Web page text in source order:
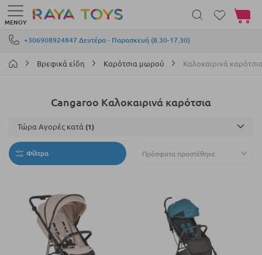
Μετάβαση στο περιεχόμενο
+306908924847 Δευτέρα - Παρασκευή (8.30-17.30)
ΜΕΝΟΎ
Το
Βρεφικά είδη Καρότσια μωρού Καλοκαιρινά
Cangaroo Καλοκαιρινά καρότσια
Φίλτρα
Τώρα Αγορές κατά